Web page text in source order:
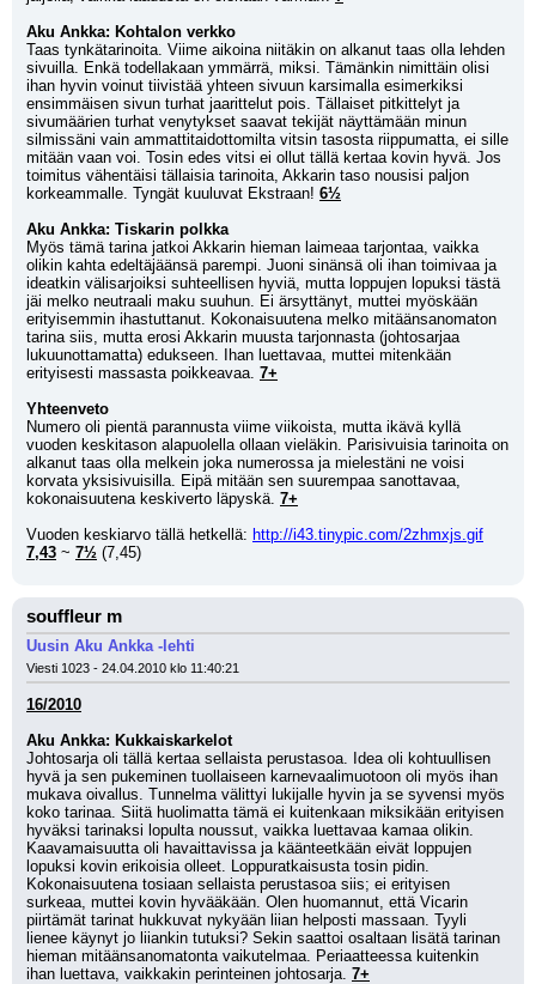
Aku Ankka: Kohtalon verkko
Taas tynkätarinoita. Viime aikoina niitäkin on alkanut taas olla lehden
sivuilla. Enkä todellakaan ymmärrä, miksi. Tämänkin nimittäin olisi
ihan hyvin voinut tiivistää yhteen sivuun karsimalla esimerkiksi
ensimmäisen sivun turhat jaarittelut pois. Tällaiset pitkittelyt ja
sivumäärien turhat venytykset saavat tekijät näyttämään minun
silmissäni vain ammattitaidottomilta vitsin tasosta riippumatta, ei sille
mitään vaan voi. Tosin edes vitsi ei ollut tällä kertaa kovin hyvä. Jos
toimitus vähentäisi tällaisia tarinoita, Akkarin taso nousisi paljon
korkeammalle. Tyngät kuuluvat Ekstraan! 6½
Aku Ankka: Tiskarin polkka
Myös tämä tarina jatkoi Akkarin hieman laimeaa tarjontaa, vaikka
olikin kahta edeltäjäänsä parempi. Juoni sinänsä oli ihan toimivaa ja
ideatkin välisarjoiksi suhteellisen hyviä, mutta loppujen lopuksi tästä
jäi melko neutraali maku suuhun. Ei ärsyttänyt, muttei myöskään
erityisemmin ihastuttanut. Kokonaisuutena melko mitäänsanomaton
tarina siis, mutta erosi Akkarin muusta tarjonnasta (johtosarjaa
lukuunottamatta) edukseen. Ihan luettavaa, muttei mitenkään
erityisesti massasta poikkeavaa. 7+
Yhteenveto
Numero oli pientä parannusta viime viikoista, mutta ikävä kyllä
vuoden keskitason alapuolella ollaan vieläkin. Parisivuisia tarinoita on
alkanut taas olla melkein joka numerossa ja mielestäni ne voisi
korvata yksisivuisilla. Eipä mitään sen suurempaa sanottavaa,
kokonaisuutena keskiverto läpyskä. 7+
Vuoden keskiarvo tällä hetkellä: http://i43.tinypic.com/2zhmxjs.gif
7,43 ~ 7½ (7,45)
souffleur m
Uusin Aku Ankka -lehti
Viesti 1023 - 24.04.2010 klo 11:40:21
16/2010
Aku Ankka: Kukkaiskarkelot
Johtosarja oli tällä kertaa sellaista perustasoa. Idea oli kohtuullisen
hyvä ja sen pukeminen tuollaiseen karnevaalimuotoon oli myös ihan
mukava oivallus. Tunnelma välittyi lukijalle hyvin ja se syvensi myös
koko tarinaa. Siitä huolimatta tämä ei kuitenkaan miksikään erityisen
hyväksi tarinaksi lopulta noussut, vaikka luettavaa kamaa olikin.
Kaavamaisuutta oli havaittavissa ja käänteetkään eivät loppujen
lopuksi kovin erikoisia olleet. Loppuratkaisusta tosin pidin.
Kokonaisuutena tosiaan sellaista perustasoa siis; ei erityisen
surkeaa, muttei kovin hyvääkään. Olen huomannut, että Vicarin
piirtämät tarinat hukkuvat nykyään liian helposti massaan. Tyyli
lienee käynyt jo liiankin tutuksi? Sekin saattoi osaltaan lisätä tarinan
hieman mitäänsanomatonta vaikutelmaa. Periaatteessa kuitenkin
ihan luettava, vaikkakin perinteinen johtosarja. 7+